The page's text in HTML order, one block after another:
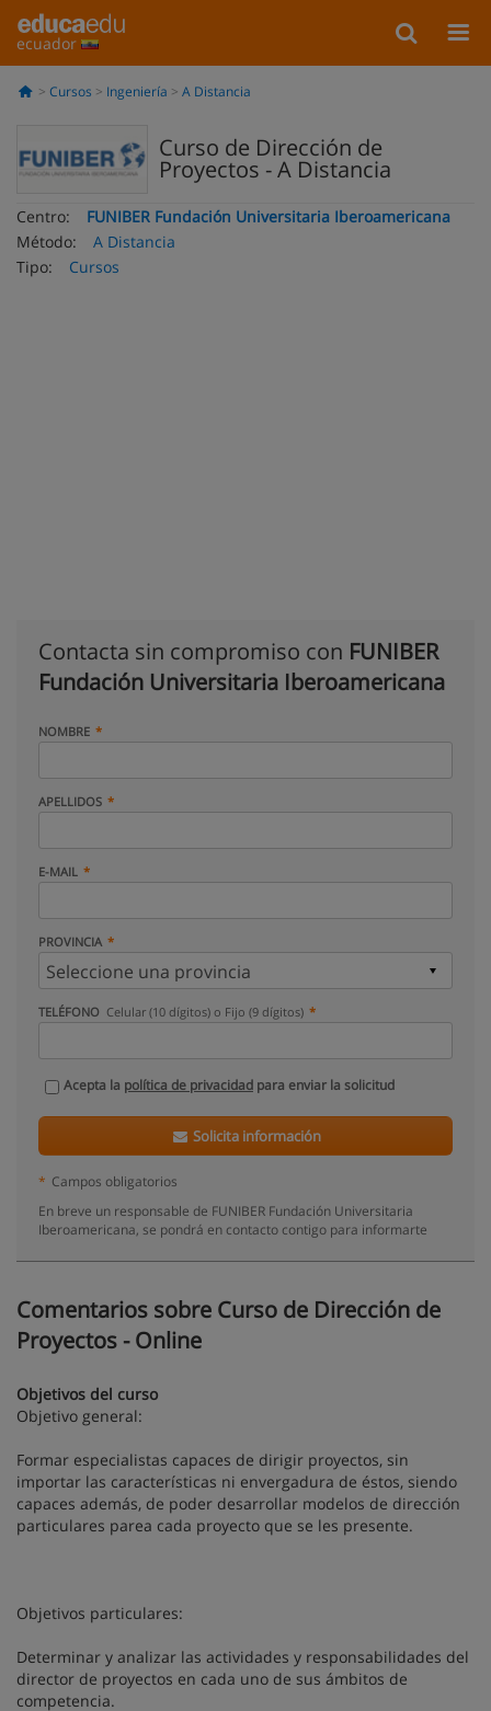
ecuador
Cursos Ingeniería A Distancia
Curso de Dirección de
Proyectos - A Distancia
Centro:
FUNIBER Fundación Universitaria Iberoamericana
Método:
A Distancia
Tipo:
Cursos
Contacta sin compromiso con FUNIBER
Fundación Universitaria Iberoamericana
NOMBRE
APELLIDOS
E-MAIL
PROVINCIA
TELÉFONO Celular (10 dígitos) o Fijo (9 dígitos)
Acepta la política de privacidad para enviar la solicitud
Solicita información
* Campos obligatorios
En breve un responsable de FUNIBER Fundación Universitaria
Iberoamericana, se pondrá en contacto contigo para informarte
Comentarios sobre Curso de Dirección de
Proyectos - Online
Objetivos del curso
Objetivo general:
Formar especialistas capaces de dirigir proyectos, sin
importar las características ni envergadura de éstos, siendo
capaces además, de poder desarrollar modelos de dirección
particulares parea cada proyecto que se les presente.
Objetivos particulares:
Determinar y analizar las actividades y responsabilidades del
director de proyectos en cada uno de sus ámbitos de
competencia.